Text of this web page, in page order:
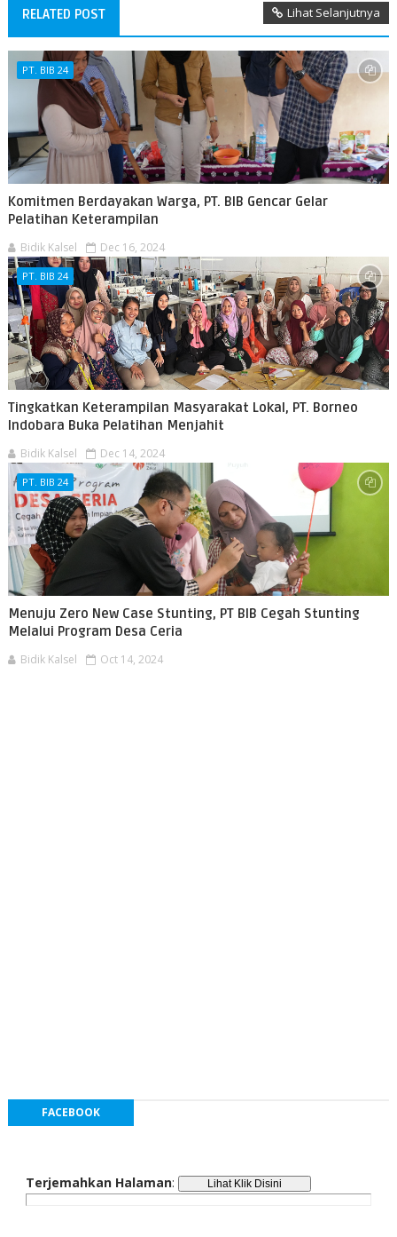
RELATED POST Lihat Selanjutnya
PT. BIB 24
Komitmen Berdayakan Warga, PT. BIB Gencar Gelar
Pelatihan Keterampilan
Bidik Kalsel Dec 16, 2024
PT. BIB 24
Tingkatkan Keterampilan Masyarakat Lokal, PT. Borneo
Indobara Buka Pelatihan Menjahit
Bidik Kalsel Dec 14, 2024
PT. BIB 24
Menuju Zero New Case Stunting, PT BIB Cegah Stunting
Melalui Program Desa Ceria
Bidik Kalsel Oct 14, 2024
FACEBOOK
Terjemahkan Halaman: